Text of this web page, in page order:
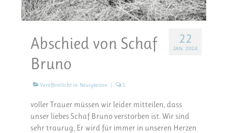
22
JAN. 2024
Abschied von Schaf
Bruno
Veröffentlicht in: Neuigkeiten | 1
voller Trauer müssen wir leider mitteilen, dass
unser liebes Schaf Bruno verstorben ist. Wir sind
sehr traurug, Er wird für immer in unseren Herzen